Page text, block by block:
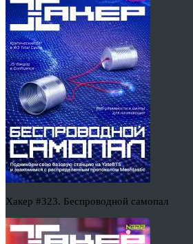
Хакер #323. Беспроводной самопал